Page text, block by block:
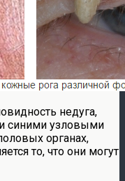
недуга,
синими узловыми
органах,
то, что они могут